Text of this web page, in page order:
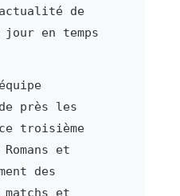
de
jour en temps
près les
troisième
et
des
et